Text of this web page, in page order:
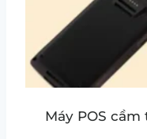
Máy POS cầm